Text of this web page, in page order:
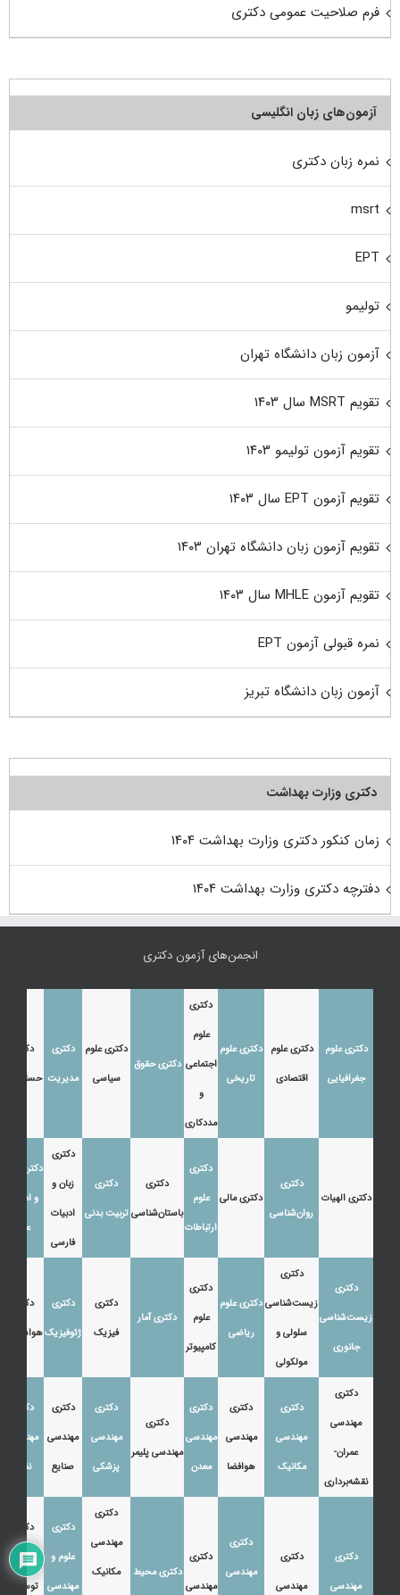
فرم صلاحیت عمومی دکتری
آزمون‌های زبان انگلیسی
نمره زبان دکتری
msrt
EPT
تولیمو
آزمون زبان دانشگاه تهران
تقویم MSRT سال ۱۴۰۳
تقویم آزمون تولیمو ۱۴۰۳
تقویم آزمون EPT سال ۱۴۰۳
تقویم آزمون زبان دانشگاه تهران ۱۴۰۳
تقویم آزمون MHLE سال ۱۴۰۳
نمره قبولی آزمون EPT
آزمون زبان دانشگاه تبریز
دکتری وزارت بهداشت
زمان کنکور دکتری وزارت بهداشت ۱۴۰۴
دفترچه دکتری وزارت بهداشت ۱۴۰۴
انجمن‌های آزمون دکتری
دکتری علوم
جغرافیایی
دکتری علوم
اقتصادی
دکتری علوم
تاریخی
دکتری
علوم
اجتماعی
و
مددکاری
دکتری حقوق
دکتری علوم
سیاسی
دکتری
مدیریت
دکتری
حسابداری
دکتری الهیات
دکتری
روان‌شناسی
دکتری مالی
دکتری
علوم
ارتباطات
دکتری
باستان‌شناسی
دکتری
تربیت بدنی
دکتری
زبان و
ادبیات
فارسی
دکتری زبان
و ادبیات
عرب
دکتری
زیست‌شناسی
جانوری
دکتری
زیست‌شناسی
سلولی و
مولکولی
دکتری علوم
ریاضی
دکتری
علوم
کامپیوتر
دکتری آمار
دکتری
فیزیک
دکتری
ژئوفیزیک
دکتری
هواشناسی
دکتری
مهندسی
عمران-
نقشه‌برداری
دکتری
مهندسی
مکانیک
دکتری
مهندسی
هوافضا
دکتری
مهندسی
معدن
دکتری
مهندسی پلیمر
دکتری
مهندسی
پزشکی
دکتری
مهندسی
صنایع
دکتری
مهندسی
نفت
دکتری
مهندسی
دکتری
مهندسی
دکتری
مهندسی
دکتری
مهندسی
دکتری محیط
دکتری
مهندسی
مکانیک
دکتری
علوم و
مهندسی
دکتری
اقتصاد،
توسعه و